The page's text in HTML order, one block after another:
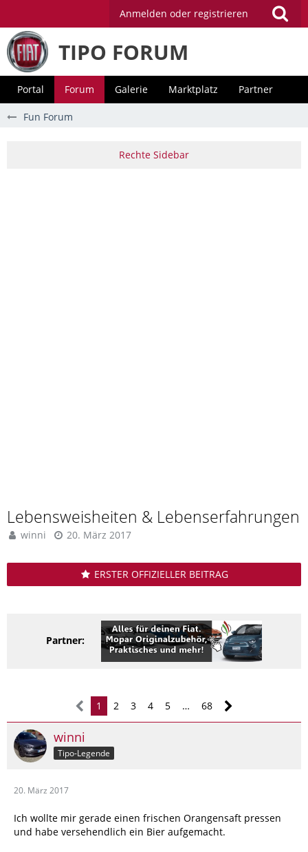
Anmelden oder registrieren
TIPO FORUM
Portal Forum Galerie Marktplatz Partner
Fun Forum
Lebensweisheiten & Lebenserfahrungen
winni 20. März 2017
ERSTER OFFIZIELLER BEITRAG
Partner:
1 2 3 4 5 … 68
winni
Tipo-Legende
20. März 2017
Ich wollte mir gerade einen frischen Orangensaft pressen
und habe versehendlich ein Bier aufgemacht.